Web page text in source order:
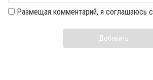
Размещая комментарий, я соглашаюсь с
Добавить